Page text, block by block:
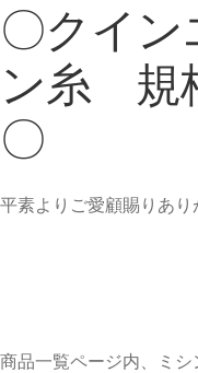
〇クイ
ン糸 規
〇
平素よりご愛顧賜りあり
商品一覧ページ内、ミ